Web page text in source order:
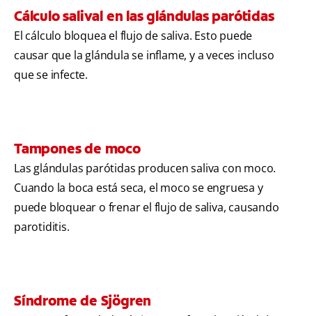
Cálculo salival en las glándulas parótidas
El cálculo bloquea el flujo de saliva. Esto puede
causar que la glándula se inflame, y a veces incluso
que se infecte.
Tampones de moco
Las glándulas parótidas producen saliva con moco.
Cuando la boca está seca, el moco se engruesa y
puede bloquear o frenar el flujo de saliva, causando
parotiditis.
Síndrome de Sjögren